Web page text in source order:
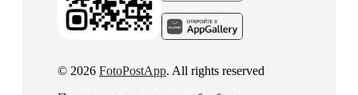
© 2026 FotoPostApp. All rights reserved